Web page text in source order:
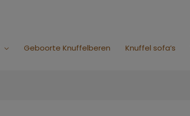
Geboorte Knuffelberen Knuffel sofa’s